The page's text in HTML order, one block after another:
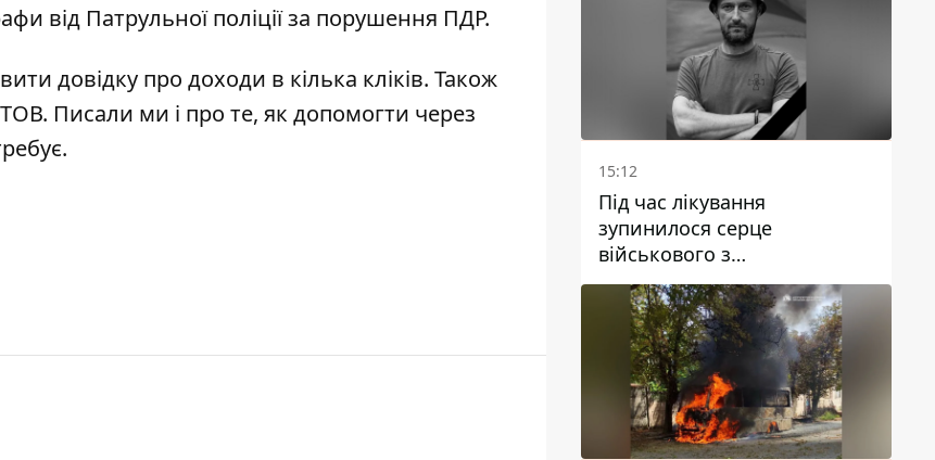
від Патрульної поліції за порушення ПДР.
довідку про доходи в кілька кліків. Також
ТОВ. Писали ми і про те, як допомогти через
.
15:12
Під час лікування
зупинилося серце
військового з
Дніпропетровської області
Ростислава Лупашка